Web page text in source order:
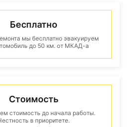
Бесплатно
мы бесплатно эвакуируем
до 50 км. от МКАД-а
Стоимость
стоимость до начала работы.
в приоритете.